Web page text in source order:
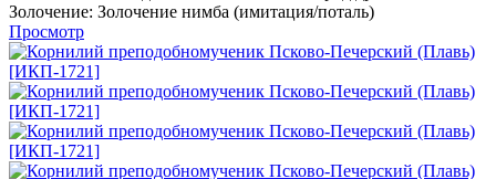
Золочение: Золочение нимба (имитация/поталь)
Просмотр